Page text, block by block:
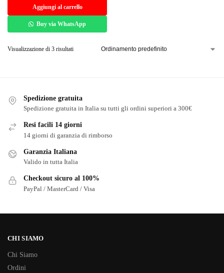
Aggiungi al carrello
Buy via WhatsApp
Visualizzazione di 3 risultati
Spedizione gratuita
Spedizione gratuita in Italia su tutti gli ordini superiori a 300€
Resi facili 14 giorni
14 giorni di garanzia di rimborso
Garanzia Italiana
Valido in tutta Italia
Checkout sicuro al 100%
PayPal / MasterCard / Visa
CHI SIAMO
Chi Siamo
Ordini